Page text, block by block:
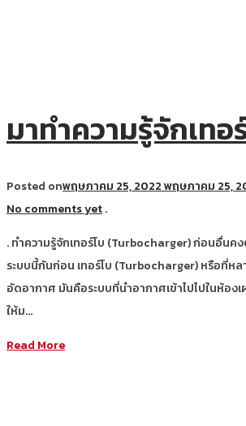
มาทำความรู้จักเทอ
Posted onพฤษภาคม 25, 2022พฤษภาคม 25,
No comments yet.
. ทำความรู้จักเทอร์โบ (Turbocharger) ก่อนอื่นค
ระบบนี้กันก่อน เทอร์โบ (Turbocharger) หรือที่หล
อัดอากาศ มันคือระบบที่นำอากาศเข้าไปไปในห้อง
ให้ม…
Read More